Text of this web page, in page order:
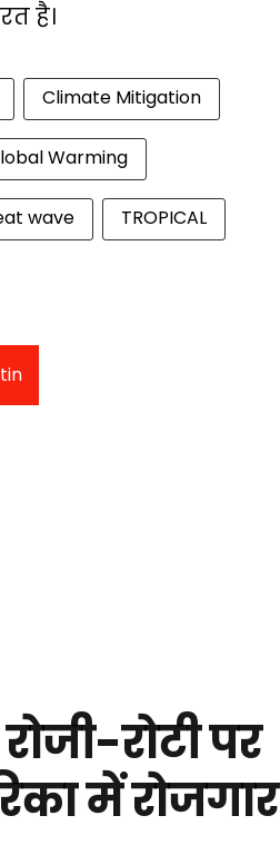
है।
Climate Mitigation
Warming
wave TROPICAL
रोटी पर
में रोजगार